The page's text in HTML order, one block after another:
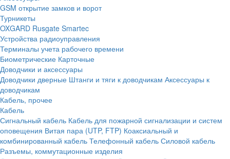
GSM открытие замков и ворот
Турникеты
OXGARD Rusgate Smartec
Устройства радиоуправления
Терминалы учета рабочего времени
Биометрические Карточные
Доводчики и аксессуары
Доводчики дверные Штанги и тяги к доводчикам Аксессуары к
доводчикам
Кабель, прочее
Кабель
Сигнальный кабель Кабель для пожарной сигнализации и систем
оповещения Витая пара (UTP, FTP) Коаксиальный и
комбинированный кабель Телефонный кабель Силовой кабель
Разъемы, коммутационные изделия